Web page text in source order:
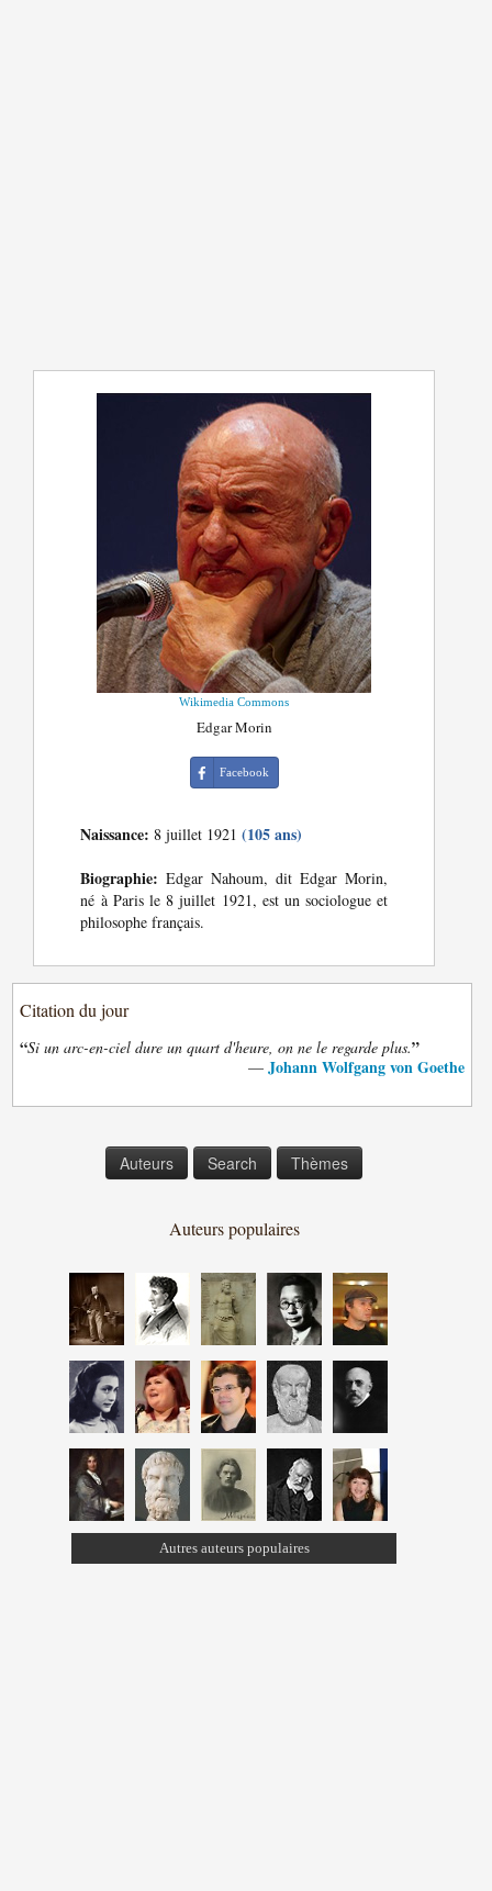
Wikimedia Commons
Edgar Morin
Facebook
Naissance: 8 juillet 1921(105 ans)
Biographie: Edgar Nahoum, dit Edgar Morin,
né à Paris le 8 juillet 1921, est un sociologue et
philosophe français.
Citation du jour
“Si un arc-en-ciel dure un quart d'heure, on ne le regarde plus.”
— Johann Wolfgang von Goethe
Auteurs Search Thèmes
Auteurs populaires
Autres auteurs populaires